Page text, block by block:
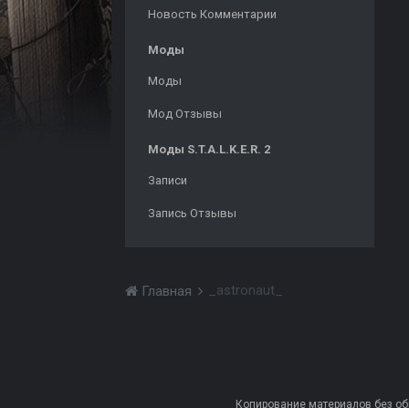
Новость Комментарии
Моды
Моды
Мод Отзывы
Моды S.T.A.L.K.E.R. 2
Записи
Запись Отзывы
Главная _astronaut_
Копирование материалов без